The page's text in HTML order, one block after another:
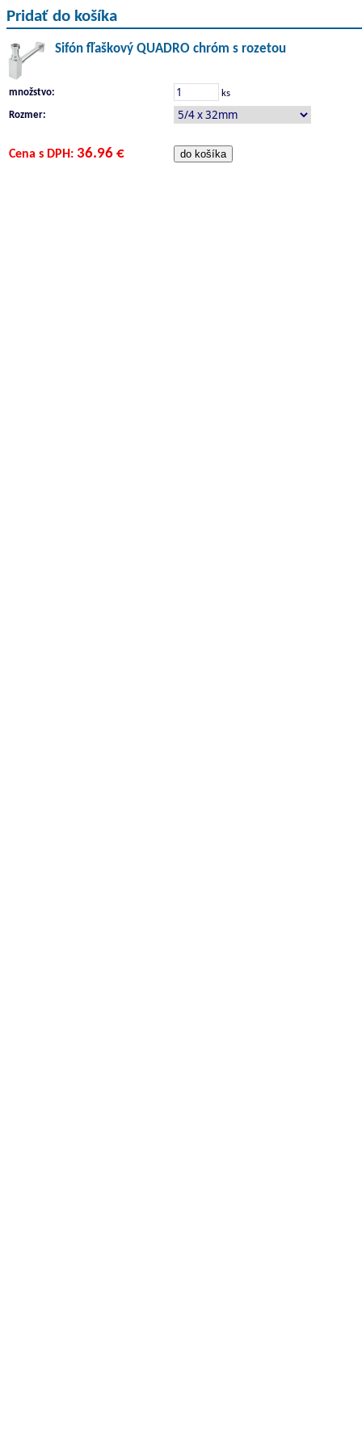
Pridať do košíka
Sifón fľaškový QUADRO chróm s rozetou
množstvo: ks
Rozmer:
Cena s DPH: 36.96 €